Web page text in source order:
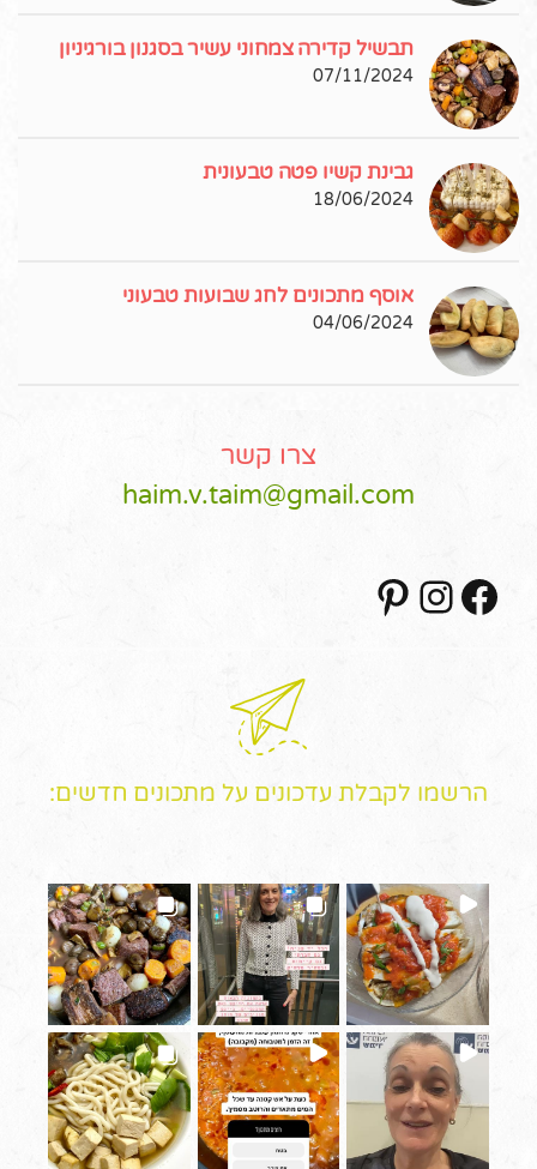
תבשיל קדירה צמחוני עשיר בסגנון בורגיניון
07/11/2024
גבינת קשיו פטה טבעונית
18/06/2024
אוסף מתכונים לחג שבועות טבעוני
04/06/2024
צרו קשר
haim.v.taim@gmail.com
Facebook
Instagram
הרשמו לקבלת עדכונים על מתכונים חדשים: